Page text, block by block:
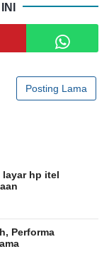
Posting Lama
layar hp itel
Performa